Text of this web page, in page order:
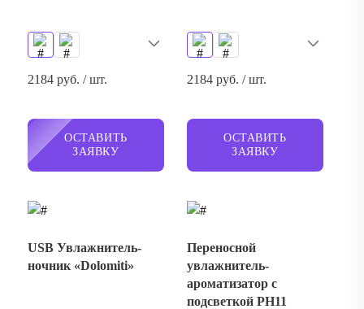
2184 руб. / шт.
ОСТАВИТЬ
ЗАЯВКУ
2184 руб. / шт.
ОСТАВИТЬ
ЗАЯВКУ
USB Увлажнитель-
ночник «Dolomiti»
Переносной
увлажнитель-
ароматизатор с
подсветкой PH11